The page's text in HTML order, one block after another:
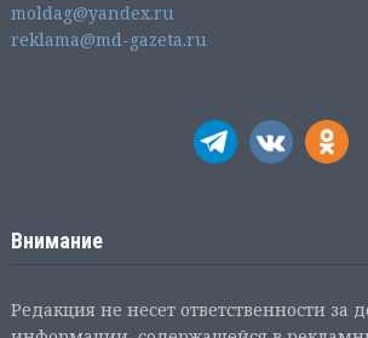
moldag@yandex.ru
reklama@md-gazeta.ru
Внимание
Редакция не несет ответственности за